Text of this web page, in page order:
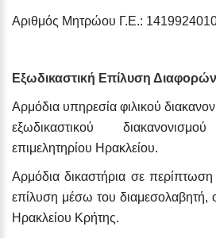
Αριθμός Μητρώου Γ.Ε.:
Εξωδικαστική Επίλυση Διαφορών
Αρμόδια υπηρεσία φιλικού
εξωδικαστικού
επιμελητηρίου Ηρακλείου.
Αρμόδια δικαστήρια σε
επίλυση μέσω του διαμεσολαβητή,
Ηρακλείου Κρήτης.